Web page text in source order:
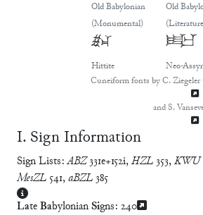
Old Babylonian
(Monumental)
Old
𒊬
Hittite
𒊬
Neo-
Cuneiform fonts by C.
and S.
Ⅰ. Sign Information
Sign Lists: ABZ 331e+152i,HZL 353,KWU
MesZL 541,aBZL 385
LateBabylonianSigns: 240